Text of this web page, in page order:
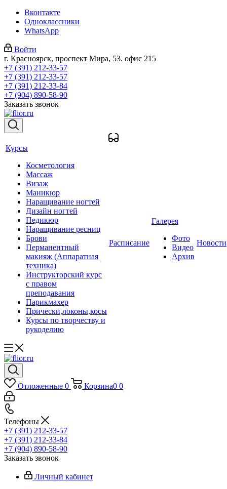
Вконтакте
Одноклассники
WhatsApp
Войти
г. Красноярск, проспект Мира, 53. офис 215
+7 (391) 212-33-57
+7 (391) 212-33-57
+7 (391) 212-33-84
+7 (904) 890-58-90
Заказать звонок
Курсы
Косметология
Массаж
Визаж
Маникюр
Наращивание ногтей
Дизайн ногтей
Педикюр
Наращивание ресниц
Брови
Перманентный
макияж (Аппаратная
техника)
Инструкторский курс
с правом
преподавания
Парикмахер
Прически,локоны,косы
Курсы по творчеству и
рукоделию
Расписание
Галерея
Фото
Видео
Архив
Новости
Отложенные 0 Корзина0 0
Телефоны
+7 (391) 212-33-57
+7 (391) 212-33-84
+7 (904) 890-58-90
Заказать звонок
Личный кабинет